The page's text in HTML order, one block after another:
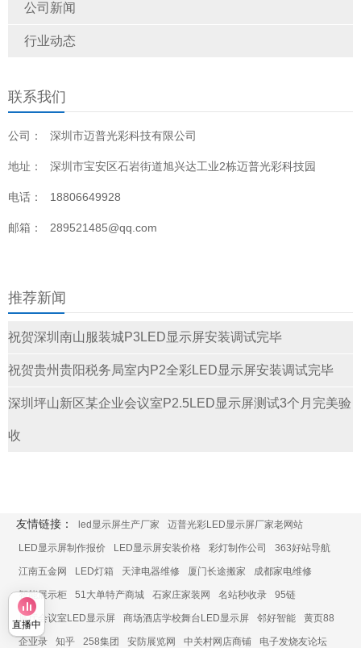
公司新闻
行业动态
联系我们
公司： 深圳市迈普光彩科技有限公司
地址： 深圳市宝安区石岩街道旭兴达工业2栋迈普光彩科技园
电话： 18806649928
邮箱： 289521485@qq.com
推荐新闻
祝贺深圳南山服装城P3LED显示屏安装调试完毕
祝贺贵州贵阳税务局室内P2全彩LED显示屏安装调试完毕
深圳坪山新区某企业会议室P2.5LED显示屏测试3个月完美验
收
友情链接： led显示屏生产厂家 迈普光彩LED显示屏厂家老网站
LED显示屏制作报价 LED显示屏安装价格 彩灯制作公司 363好站导航
江南五金网 LED灯箱 天津电器维修 厦门长途搬家 成都家电维修
智能展示柜 51大单特产商城 石家庄家装网 名站秒收录 95链
展厅会议室LED显示屏 商场酒店学校舞台LED显示屏 邻好智能 黄页88
企业录 知乎 258集团 安防展览网 中关村网店商铺 电子发烧友论坛
直播中